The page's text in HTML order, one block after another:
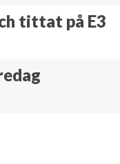
tittat på E3